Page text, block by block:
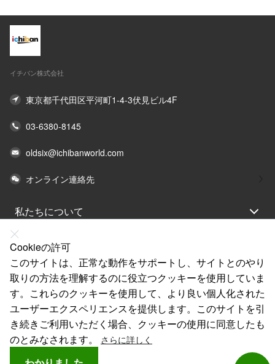
イチバン株式会社
東京都千代田区平河町1-4-3伏見ビル4F
03-6380-8145
oldsix@ichibanworld.com
オンライン連絡先
私たちについて
法律声明
ヘルプ
サービス
リンク
Cookieの許可
このサイトは、正常な動作をサポートし、サイトとのやり
取りの方法を理解するのに役立つクッキーを使用していま
す。これらのクッキーを使用して、より良い個人化された
ユーザーエクスペリエンスを提供します。このサイトを引
き続きご利用いただく場合、クッキーの使用に同意したも
のとみなされます。
さらに詳しく